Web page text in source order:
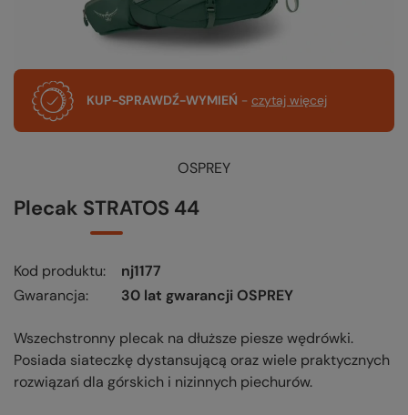
KUP-SPRAWDŹ-WYMIEŃ - czytaj więcej
OSPREY
Plecak STRATOS 44
Kod produktu
nj1177
Gwarancja
30 lat gwarancji OSPREY
Wszechstronny plecak na dłuższe piesze wędrówki.
Posiada siateczkę dystansującą oraz wiele praktycznych
rozwiązań dla górskich i nizinnych piechurów.